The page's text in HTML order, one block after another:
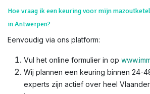
Hoe vraag ik een keuring voor mijn
in Antwerpen?
Eenvoudig via ons platform:
Vul het online formulier in op
Wij plannen een keuring binnen 24-
experts zijn actief over heel